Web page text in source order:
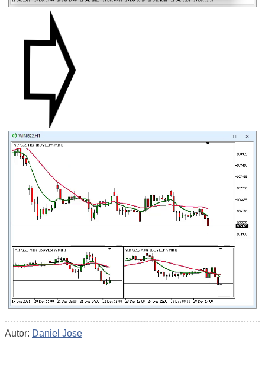
Autor: Daniel Jose